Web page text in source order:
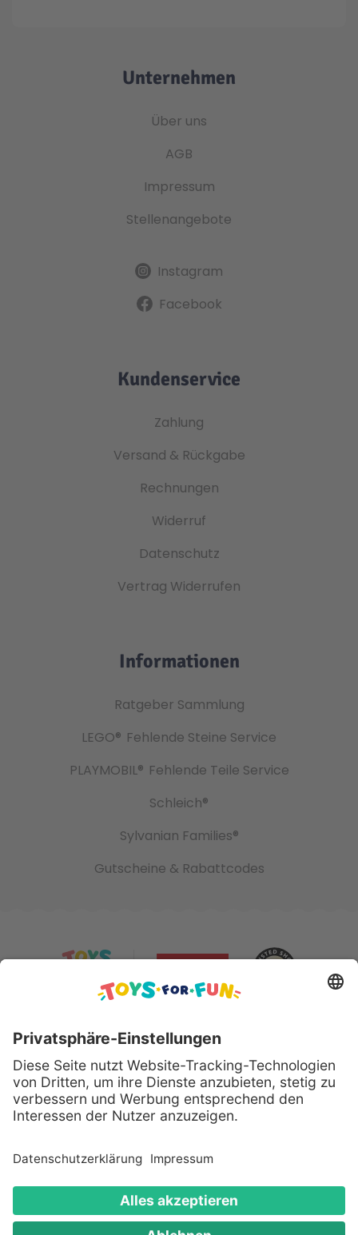
Unternehmen
Über uns
AGB
Impressum
Stellenangebote
Instagram
Facebook
Kundenservice
Zahlung
Versand & Rückgabe
Rechnungen
Widerruf
Datenschutz
Vertrag Widerrufen
Informationen
Ratgeber Sammlung
LEGO® Fehlende Steine Service
PLAYMOBIL® Fehlende Teile Service
Schleich®
Sylvanian Families®
Gutscheine & Rabattcodes
Sicher bezahlen mit:
Alle genannten Produkte und Logos sind eingetragene
Warenzeichen der jeweiligen Hersteller.
Copyright © 2008 - 2026 Toys for Fun GmbH - Alle
Rechte vorbehalten